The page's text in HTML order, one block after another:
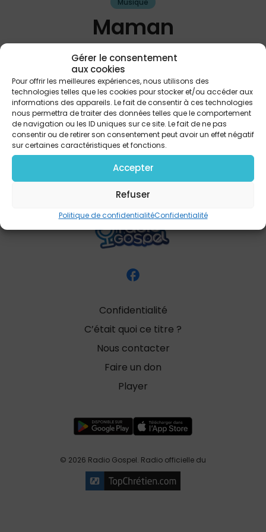
Gérer le consentement
aux cookies
Pour offrir les meilleures expériences, nous utilisons des
technologies telles que les cookies pour stocker et/ou accéder aux
informations des appareils. Le fait de consentir à ces technologies
nous permettra de traiter des données telles que le comportement
de navigation ou les ID uniques sur ce site. Le fait de ne pas
consentir ou de retirer son consentement peut avoir un effet négatif
sur certaines caractéristiques et fonctions.
Accepter
Refuser
Politique de confidentialitéConfidentialité
Musique
Maman
Matt K
PARTAGER
Confidentialité
C’était quoi ce titre ?
Nous contacter
Faire un don
Player
© 2026 Radio Gospel. Radio officielle du